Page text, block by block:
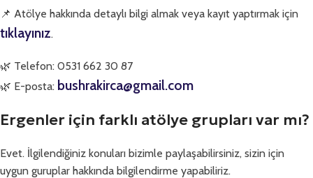
📌 Atölye hakkında detaylı bilgi almak veya kayıt yaptırmak için
tıklayınız.
🌿 Telefon: 0531 662 30 87
🌿 E-posta: bushrakirca@gmail.com
Ergenler için farklı atölye grupları var mı?
Evet. İlgilendiğiniz konuları bizimle paylaşabilirsiniz, sizin için
uygun guruplar hakkında bilgilendirme yapabiliriz.